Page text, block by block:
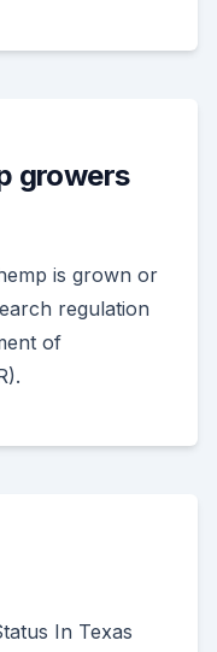
growers
is grown or
regulation
of
In Texas